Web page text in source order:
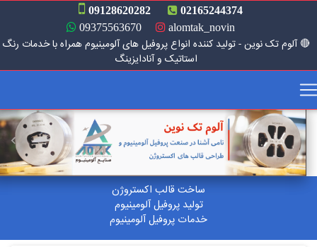
02165244374
09128620282
alomtak_novin
09375563670
آلوم تک نوین - تولید کننده انواع پروفیل های آلومینیوم همراه با خدمات رنگ
استاتیک و آنادایزینگ
قبلی بعدی
ساخت قالب اکستروژن
تولید پروفیل آلومینیوم
خدمات پروفیل آلومینیوم